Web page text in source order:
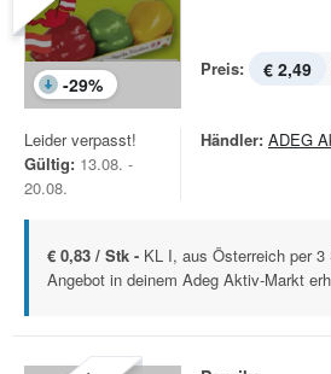
-29%
Preis: € 2,49
Leider verpasst!
Gültig: 13.08. -
20.08.
Händler: ADEG
€ 0,83 / Stk - KL I, aus Österreich per
Angebot in deinem Adeg Aktiv-Markt